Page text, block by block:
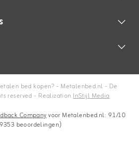
bed kopen? - Metalenbed.nl - De
reserved - RealizationInStijl Media
Companyvoor Metalenbed.nl: 9.1/10
beoordelingen)